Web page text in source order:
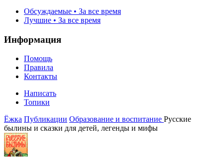
Обсуждаемые • За все время
Лучшие • За все время
Информация
Помощь
Правила
Контакты
Написать
Топики
Ёжка Публикации Образование и воспитание Русские
былины и сказки для детей, легенды и мифы